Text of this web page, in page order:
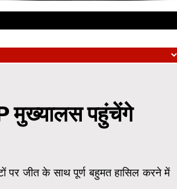
मुख्यालस पहुंचेंगे
पर जीत के साथ पूर्ण बहुमत हासिल करने में